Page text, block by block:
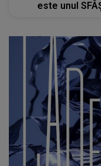
este unul